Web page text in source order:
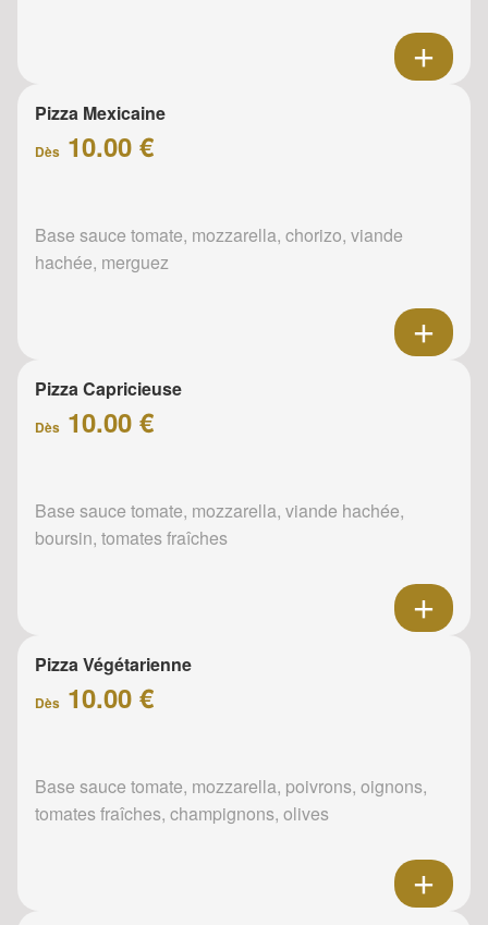
Pizza Mexicaine
Dès 10.00 €
Base sauce tomate, mozzarella, chorizo, viande
hachée, merguez
Pizza Capricieuse
Dès 10.00 €
Base sauce tomate, mozzarella, viande hachée,
boursin, tomates fraîches
Pizza Végétarienne
Dès 10.00 €
Base sauce tomate, mozzarella, poivrons, oignons,
tomates fraîches, champignons, olives